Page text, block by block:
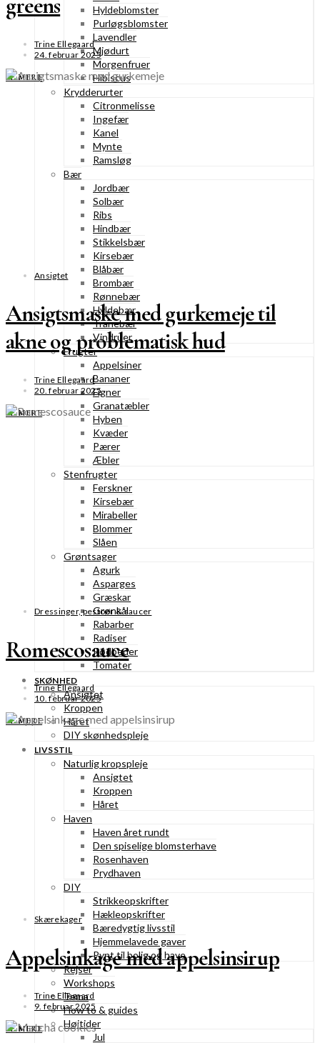
Hyldeblomster
Purløgsblomster
Lavendler
Mjødurt
Morgenfruer
Hibiscus
Krydderurter
Citronmelisse
Ingefær
Kanel
Mynte
Ramsløg
Bær
Jordbær
Solbær
Ribs
Hindbær
Stikkelsbær
Kirsebær
Blåbær
Brombær
Rønnebær
Hyldebær
Tranebær
Vindruer
Frugter
Appelsiner
Bananer
Figner
Granatæbler
Hyben
Kvæder
Pærer
Æbler
Stenfrugter
Ferskner
Kirsebær
Mirabeller
Blommer
Slåen
Grøntsager
Agurk
Asparges
Græskar
Grønkål
Rabarber
Radiser
Rødbeder
Tomater
SKØNHED
Ansigtet
Kroppen
Håret
DIY skønhedspleje
LIVSSTIL
Naturlig kropspleje
Ansigtet
Kroppen
Håret
Haven
Haven året rundt
Den spiselige blomsterhave
Rosenhaven
Prydhaven
DIY
Strikkeopskrifter
Hækleopskrifter
Bæredygtig livsstil
Hjemmelavede gaver
Pynt til bolig og have
Rejser
Workshops
Tema
How to & guides
Højtider
Jul
greens
Trine Ellegaard
24. februar 2025
SE MERE
Ansigtet
Ansigtsmaske med gurkemeje til
akne og problematisk hud
Trine Ellegaard
20. februar 2025
SE MERE
Dressinger, pestoer & saucer
Romescosauce
Trine Ellegaard
10. februar 2025
SE MERE
Skærekager
Appelsinkage med appelsinsirup
Trine Ellegaard
9. februar 2025
SE MERE